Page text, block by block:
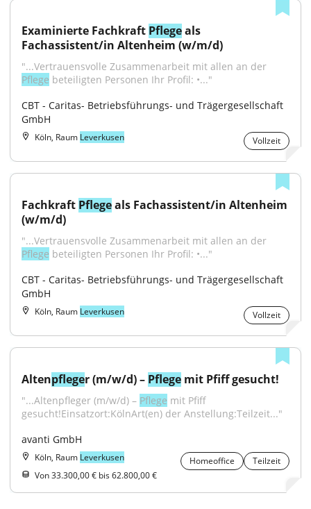
Examinierte Fachkraft Pflege als
Fachassistent/in Altenheim (w/m/d)
Pflege beteiligten Personen Ihr Profil: •..."
CBT - Caritas- Betriebsführungs- und Trägergesellschaft
GmbH
Köln, Raum Leverkusen Vollzeit
Fachkraft Pflege als Fachassistent/in Altenheim
(w/m/d)
Pflege beteiligten Personen Ihr Profil: •..."
CBT - Caritas- Betriebsführungs- und Trägergesellschaft
GmbH
Köln, Raum Leverkusen Vollzeit
Altenpfleger (m/w/d) – Pflege mit Pfiff gesucht!
"...Altenpfleger (m/w/d) – Pflege mit Pfiff
gesucht!Einsatzort:KölnArt(en) der Anstellung:Teilzeit..."
avanti GmbH
Köln, Raum Leverkusen Homeoffice
Teilzeit
Von 33.300,00 € bis 62.800,00 €